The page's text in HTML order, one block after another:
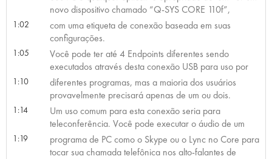
novo dispositivo chamado “Q-SYS CORE 110f”,
1:02
com uma etiqueta de conexão baseada em suas
configurações.
1:05
Você pode ter até 4 Endpoints diferentes sendo
executados através desta conexão USB para uso por
1:10
diferentes programas, mas a maioria dos usuários
provavelmente precisará apenas de um ou dois.
1:14
Um uso comum para esta conexão seria para
teleconferência. Você pode executar o áudio de um
1:19
programa de PC como o Skype ou o Lync no Core para
tocar sua chamada telefônica nos alto-falantes de